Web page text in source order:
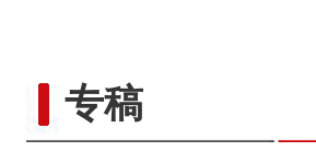
专稿